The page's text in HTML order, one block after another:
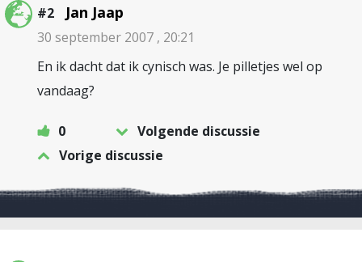
#2 Jan Jaap
30 september 2007 , 20:21
En ik dacht dat ik cynisch was. Je pilletjes wel op
vandaag?
0
Volgende discussie
Vorige discussie